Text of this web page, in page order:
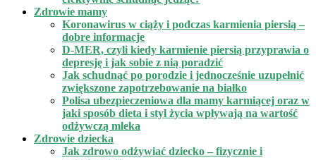
Zdrowie mamy
Koronawirus w ciąży i podczas karmienia piersią –
dobre informacje
D-MER, czyli kiedy karmienie piersią przyprawia o
depresję i jak sobie z nią poradzić
Jak schudnąć po porodzie i jednocześnie uzupełnić
zwiększone zapotrzebowanie na białko
Polisa ubezpieczeniowa dla mamy karmiącej oraz w
jaki sposób dieta i styl życia wpływają na wartość
odżywczą mleka
Zdrowie dziecka
Jak zdrowo odżywiać dziecko – fizycznie i